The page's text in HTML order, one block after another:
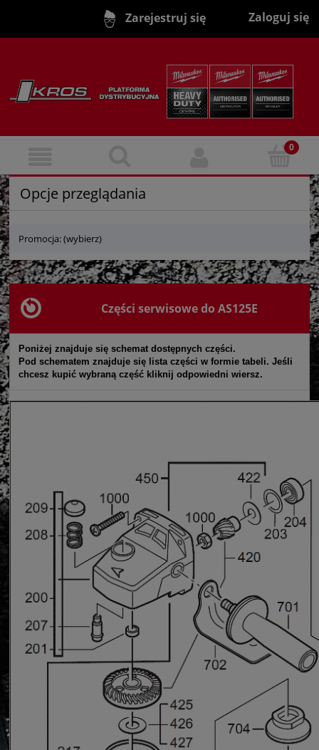
Zarejestruj się Zaloguj się
Opcje przeglądania
Promocja: (wybierz)
Części serwisowe do AS125E
Poniżej znajduje się schemat dostępnych części.
Pod schematem znajduje się lista części w formie tabeli. Jeśli
chcesz kupić wybraną część kliknij odpowiedni wiersz.